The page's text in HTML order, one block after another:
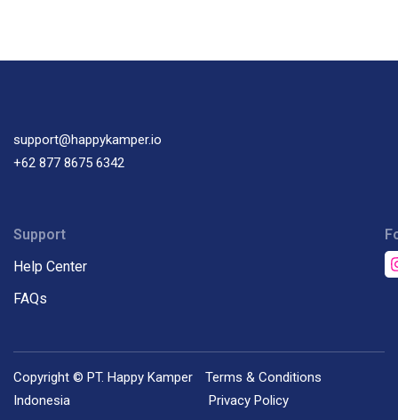
support@happykamper.io
+62 877 8675 6342
Support
Help Center
FAQs
Copyright © PT. Happy Kamper
Indonesia
Terms & Conditions
Privacy Policy